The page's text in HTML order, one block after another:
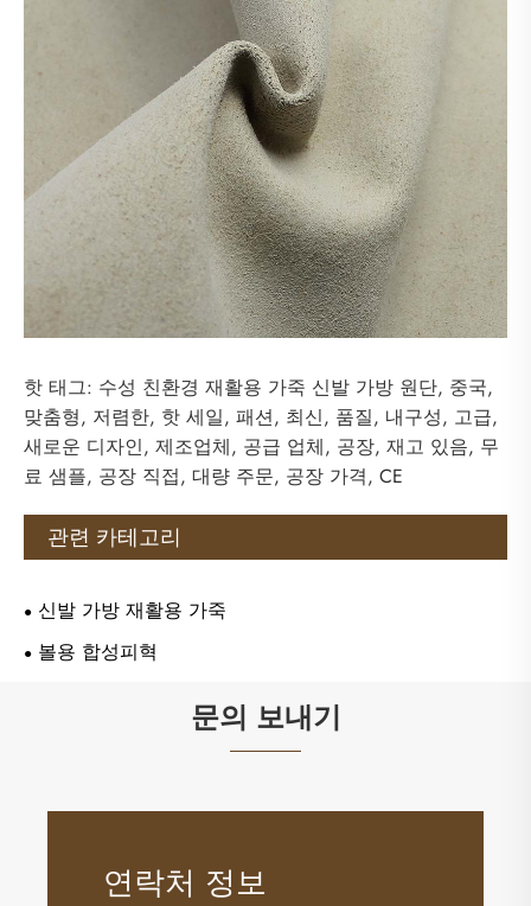
핫 태그: 수성 친환경 재활용 가죽 신발 가방 원단, 중국,
맞춤형, 저렴한, 핫 세일, 패션, 최신, 품질, 내구성, 고급,
새로운 디자인, 제조업체, 공급 업체, 공장, 재고 있음, 무
료 샘플, 공장 직접, 대량 주문, 공장 가격, CE
관련 카테고리
신발 가방 재활용 가죽
볼용 합성피혁
문의 보내기
연락처 정보